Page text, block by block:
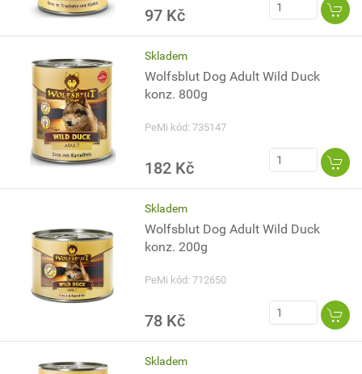
97 Kč
Skladem
Wolfsblut Dog Adult Wild Duck
konz. 800g
PeMi kód: 735147
182 Kč
Skladem
Wolfsblut Dog Adult Wild Duck
konz. 200g
PeMi kód: 712650
78 Kč
Skladem